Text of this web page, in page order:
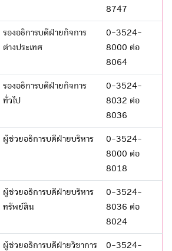
8747
รองอธิการบดีฝ่ายกิจการ
ต่างประเทศ
0-3524-
8000 ต่อ
8064
รองอธิการบดีฝ่ายกิจการ
ทั่วไป
0-3524-
8032 ต่อ
8036
ผู้ช่วยอธิการบดีฝ่ายบริหาร
0-3524-
8000 ต่อ
8018
ผู้ช่วยอธิการบดีฝ่ายบริหาร
ทรัพย์สิน
0-3524-
8036 ต่อ
8024
ผู้ช่วยอธิการบดีฝ่ายวิชาการ
0-3524-